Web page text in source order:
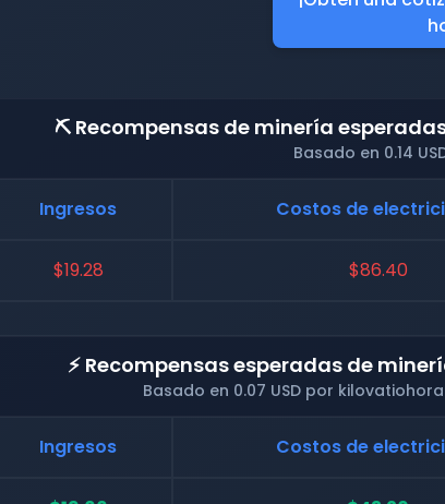
⛏️ Recompensas de minería
Basado en 0.14
Ingresos Costos de
$19.28 $86.40
⚡ Recompensas esperadas de
Basado en 0.07 USD por
Ingresos Costos de